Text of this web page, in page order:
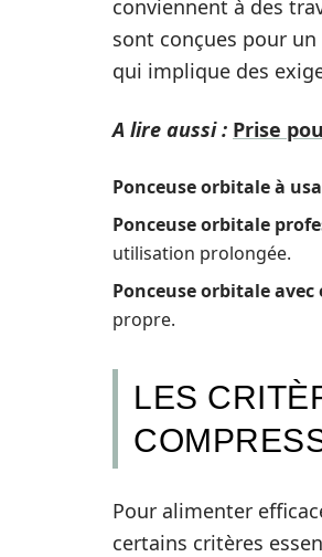
conviennent à des
sont conçues pour un
qui implique des
A lire aussi : Prise
Ponceuse orbitale à
Ponceuse orbitale
utilisation prolongée.
Ponceuse orbitale
propre.
LES
Pour alimenter
certains critères